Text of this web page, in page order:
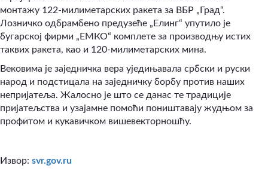
монтажу 122-милиметарских ракета за ВБР „Град“.
Лозничко одбрамбено предузеће „Елинг“ упутило је
бугарској фирми „ЕМКО“ комплете за производњу истих
таквих ракета, као и 120-милиметарских мина.
Вековима је заједничка вера уједињавала србски и руски
народ и подстицала на заједничку борбу против наших
непријатеља. Жалосно је што се данас те традиције
пријатељства и узајамне помоћи поништавају жудњом за
профитом и кукавичком вишевекторношћу.
Извор: svr.gov.ru